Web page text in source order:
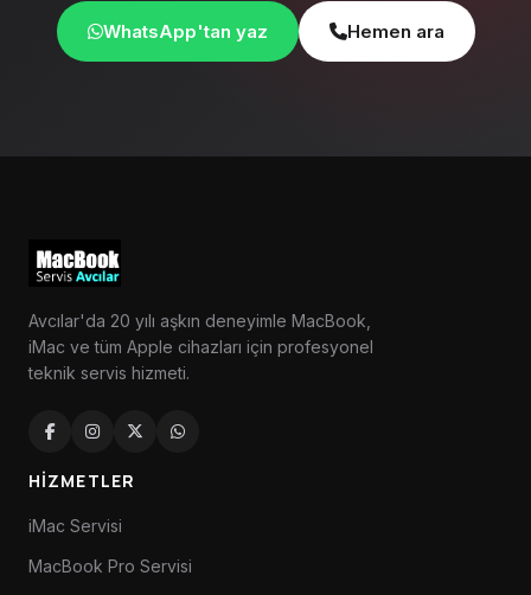
WhatsApp'tan yaz Hemen ara
Avcılar'da 20 yılı aşkın deneyimle MacBook,
iMac ve tüm Apple cihazları için profesyonel
teknik servis hizmeti.
HIZMETLER
iMac Servisi
MacBook Pro Servisi